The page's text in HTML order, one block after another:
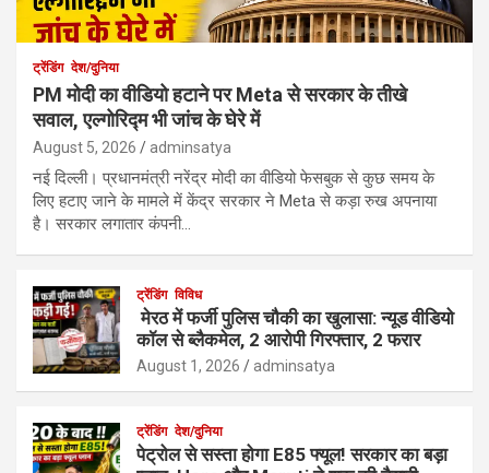
ट्रेंडिंग देश/दुनिया
PM मोदी का वीडियो हटाने पर Meta से सरकार के तीखे
सवाल, एल्गोरिद्म भी जांच के घेरे में
August 5, 2026 adminsatya
नई दिल्ली। प्रधानमंत्री नरेंद्र मोदी का वीडियो फेसबुक से कुछ समय के
लिए हटाए जाने के मामले में केंद्र सरकार ने Meta से कड़ा रुख अपनाया
है। सरकार लगातार कंपनी…
ट्रेंडिंग विविध
मेरठ में फर्जी पुलिस चौकी का खुलासा: न्यूड वीडियो
कॉल से ब्लैकमेल, 2 आरोपी गिरफ्तार, 2 फरार
August 1, 2026 adminsatya
ट्रेंडिंग देश/दुनिया
पेट्रोल से सस्ता होगा E85 फ्यूल! सरकार का बड़ा